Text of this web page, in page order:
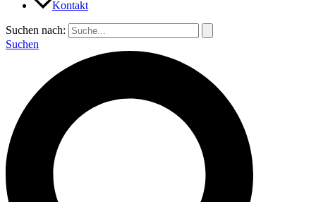
Kontakt
Suchen nach:
Suchen